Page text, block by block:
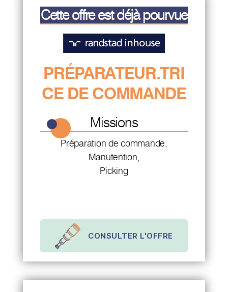
Cette offre est déjà pourvue
PRÉPARATEUR.TRI
CE DE COMMANDE
Missions
Préparation de commande,
Manutention,
Picking
CONSULTER L'OFFRE